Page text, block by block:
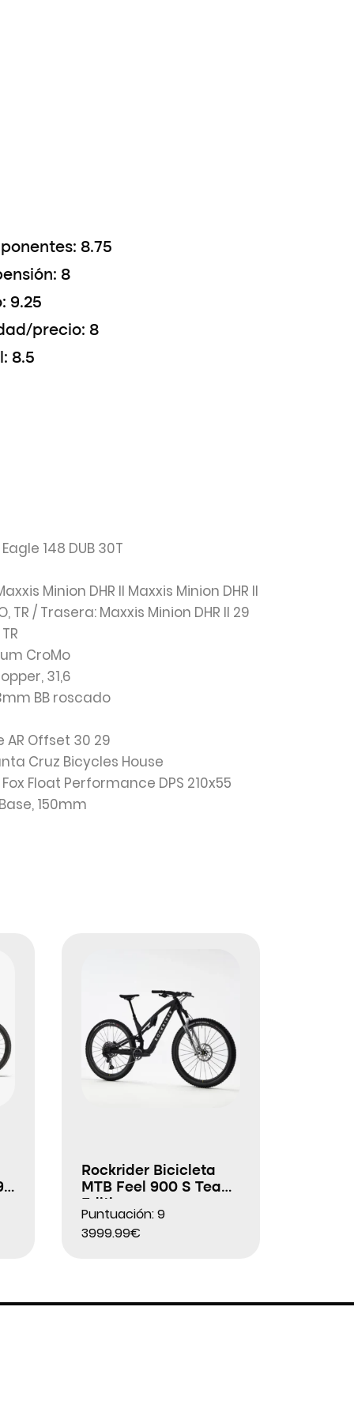
8.75
8
9.25
precio: 8
8.5
148 DUB 30T
Minion DHR II Maxxis Minion DHR II
TR / Trasera: Maxxis Minion DHR II 29
CroMo
31,6
BB roscado
AR Offset 30 29
Cruz Bicycles House
Fox Float Performance DPS 210x55
150mm
Rockrider Bicicleta
MTB Feel 900 S Team
Puntuación: 9
3999.99€